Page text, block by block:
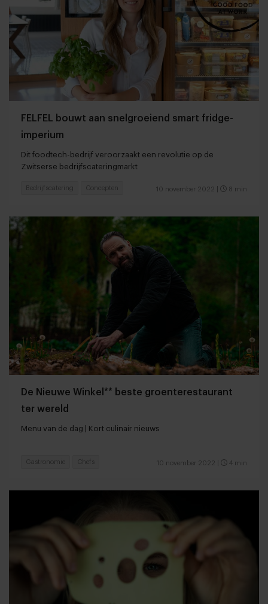
FELFEL bouwt aan snelgroeiend smart fridge-
imperium
Dit foodtech-bedrijf veroorzaakt een revolutie op de
Zwitserse bedrijfscateringmarkt
10 november 2022 8 min
Bedrijfscatering Concepten
De Nieuwe Winkel** beste groenterestaurant
ter wereld
Menu van de dag | Kort culinair nieuws
10 november 2022 4 min
Gastronomie Chefs